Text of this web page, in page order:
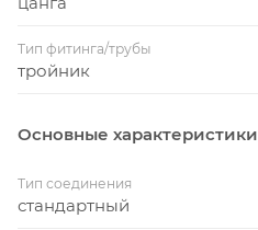
Тип фитинга/трубы
тройник
Основные характеристики
Тип соединения
стандартный